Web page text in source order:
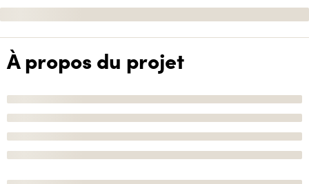
À propos du projet